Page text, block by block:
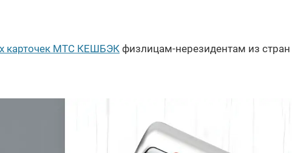
карточек МТС КЕШБЭКфизлицам-нерезидентам из